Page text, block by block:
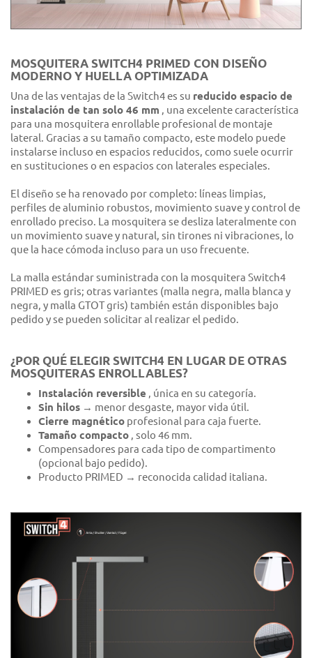
MOSQUITERA SWITCH4 PRIMED CON DISEÑO
MODERNO Y HUELLA OPTIMIZADA
Una de las ventajas de la Switch4 es su reducido espacio de
instalación de tan solo 46 mm , una excelente característica
para una mosquitera enrollable profesional de montaje
lateral. Gracias a su tamaño compacto, este modelo puede
instalarse incluso en espacios reducidos, como suele ocurrir
en sustituciones o en espacios con laterales especiales.
El diseño se ha renovado por completo: líneas limpias,
perfiles de aluminio robustos, movimiento suave y control de
enrollado preciso. La mosquitera se desliza lateralmente con
un movimiento suave y natural, sin tirones ni vibraciones, lo
que la hace cómoda incluso para un uso frecuente.
La malla estándar suministrada con la mosquitera Switch4
PRIMED es gris; otras variantes (malla negra, malla blanca y
negra, y malla GTOT gris) también están disponibles bajo
pedido y se pueden solicitar al realizar el pedido.
¿POR QUÉ ELEGIR SWITCH4 EN LUGAR DE OTRAS
MOSQUITERAS ENROLLABLES?
Instalación reversible , única en su categoría.
Sin hilos → menor desgaste, mayor vida útil.
Cierre magnético profesional para caja fuerte.
Tamaño compacto , solo 46 mm.
Compensadores para cada tipo de compartimento
(opcional bajo pedido).
Producto PRIMED → reconocida calidad italiana.